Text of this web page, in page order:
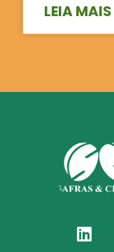
LEIA